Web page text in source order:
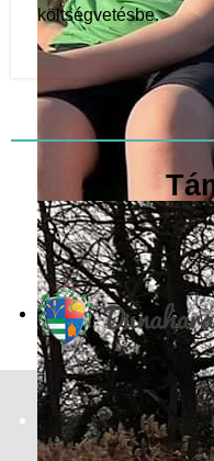
Vízisport szakosztály
költségvetésbe.